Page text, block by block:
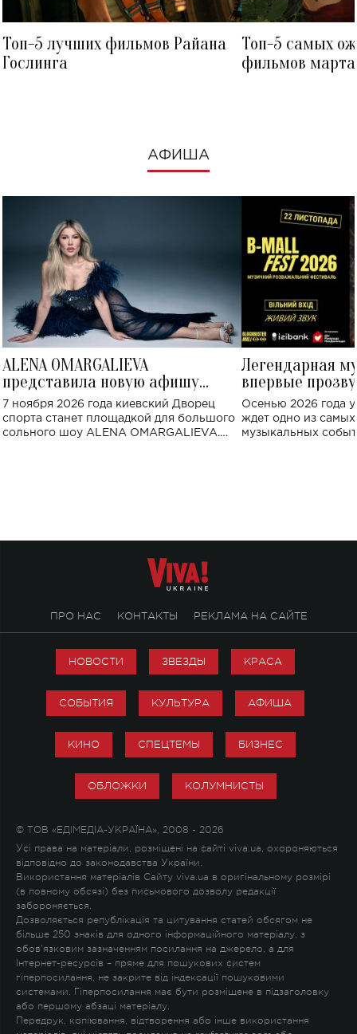
Топ-5 лучших фильмов Райана
Гослинга
Топ-5 самых
фильмов
АФИША
ALENA OMARGALIEVA
представила новую афишу
большого концерта во Дворце
спорта
7 ноября 2026 года киевский Дворец
спорта станет площадкой для большого
сольного шоу ALENA OMARGALIEVA.
Легендарная
впервые
Украине: где
Осенью 2026 года
ждет одно из
музыкальных
ПРО НАС КОНТАКТЫ РЕКЛАМА НА САЙТЕ
НОВОСТИ ЗВЕЗДЫ КРАСА
СОБЫТИЯ КУЛЬТУРА АФИША
КИНО СПЕЦТЕМЫ БИЗНЕС
ОБЛОЖКИ КОЛУМНИСТЫ
© ТОВ «ЕДІМЕДІА-УКРАЇНА», 2008 - 2026
Усі права на матеріали, розміщені на сайті viva.ua, охороняються
відповідно до законодавства України.
Використання матеріалів Сайту viva.ua в оригінальному розмірі
(в повному обсязі) без письмового дозволу редакції
забороняється.
Дозволяється републікація та цитування статей обсягом не
більше 250 знаків для одного інформаційного матеріалу, з
обов'язковим зазначенням посилання на джерело, а для
Інтернет-ресурсів – пряме для пошукових систем
гіперпосилання, не закрите від індексації пошуковими
системами. Гіперпосилання має бути розміщене в підзаголовку
або першому абзаці матеріалу.
Передрук, копіювання, відтворення або інше використання